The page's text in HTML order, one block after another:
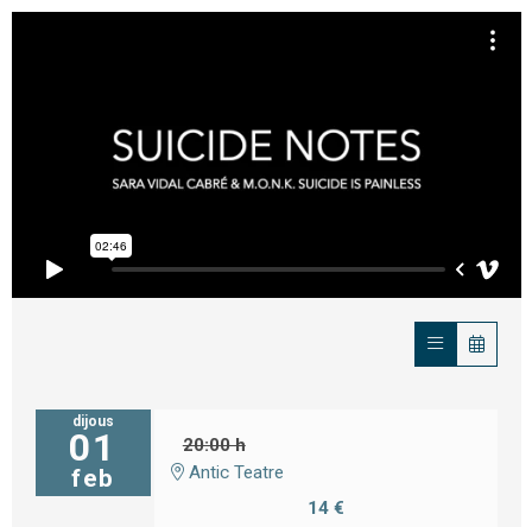
dijous
01
feb
20:00 h
Antic Teatre
14 €